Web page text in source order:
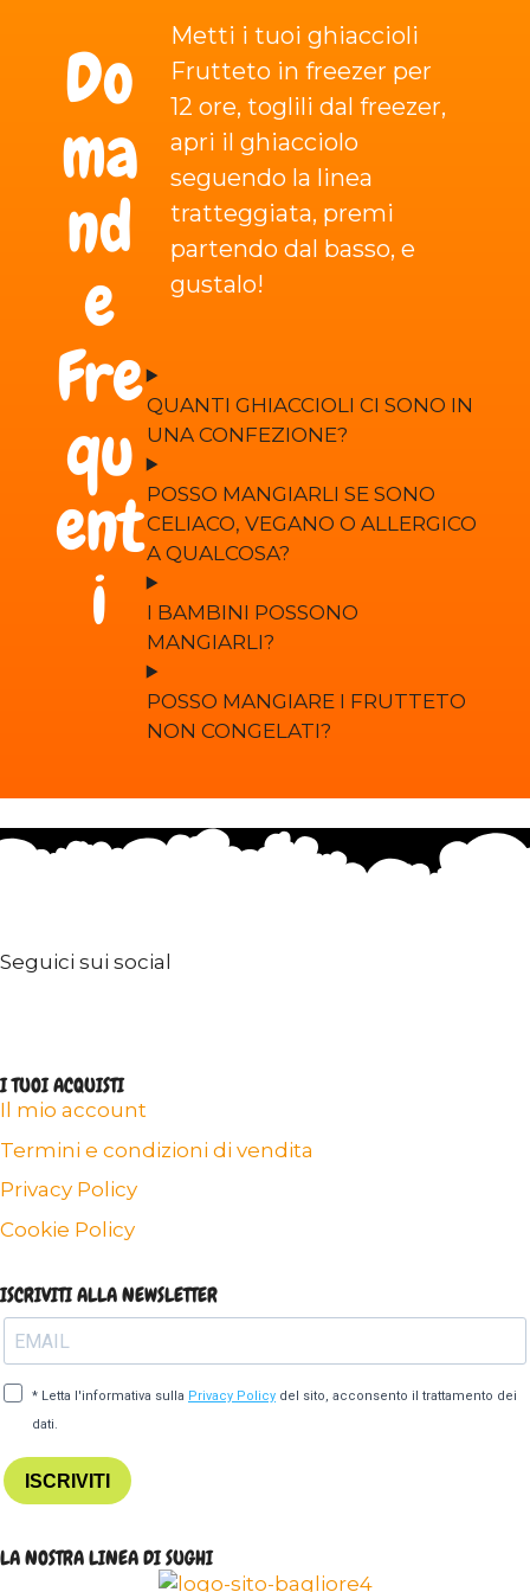
Do
ma
nd
e
Fre
qu
ent
i
Metti i tuoi ghiaccioli
Frutteto in freezer per
12 ore, toglili dal freezer,
apri il ghiacciolo
seguendo la linea
tratteggiata, premi
partendo dal basso, e
gustalo!
QUANTI GHIACCIOLI CI SONO IN
UNA CONFEZIONE?
POSSO MANGIARLI SE SONO
CELIACO, VEGANO O ALLERGICO
A QUALCOSA?
I BAMBINI POSSONO
MANGIARLI?
POSSO MANGIARE I FRUTTETO
NON CONGELATI?
Seguici sui social
I TUOI ACQUISTI
Il mio account
Termini e condizioni di vendita
Privacy Policy
Cookie Policy
ISCRIVITI ALLA NEWSLETTER
* Letta l'informativa sulla Privacy Policy del sito, acconsento il trattamento dei
dati.
ISCRIVITI
LA NOSTRA LINEA DI SUGHI